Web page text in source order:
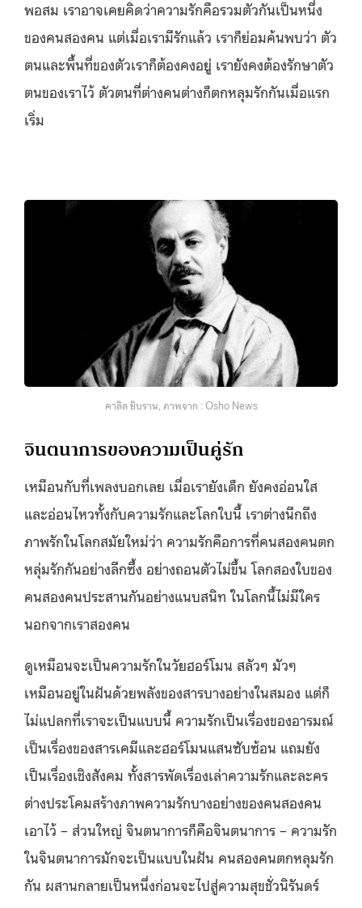
พอสม เราอาจเคยคิดว่าความรักคือรวมตัวกันเป็นหนึ่ง
ของคนสองคน แต่เมื่อเรามีรักแล้ว เราก็ย่อมค้นพบว่า ตัว
ตนและพื้นที่ของตัวเราก็ต้องคงอยู่ เรายังคงต้องรักษาตัว
ตนของเราไว้ ตัวตนที่ต่างคนต่างก็ตกหลุมรักกันเมื่อแรก
เริ่ม
คาลิล ยิบราน, ภาพจาก : Osho News
จินตนาการของความเป็นคู่รัก
เหมือนกับที่เพลงบอกเลย เมื่อเรายังเด็ก ยังคงอ่อนใส
และอ่อนไหวทั้งกับความรักและโลกใบนี้ เราต่างนึกถึง
ภาพรักในโลกสมัยใหม่ว่า ความรักคือการที่คนสองคนตก
หลุ่มรักกันอย่างลึกซึ้ง อย่างถอนตัวไม่ขึ้น โลกสองใบของ
คนสองคนประสานกันอย่างแนบสนิท ในโลกนี้ไม่มีใคร
นอกจากเราสองคน
ดูเหมือนจะเป็นความรักในวัยฮอร์โมน สลัวๆ มัวๆ
เหมือนอยู่ในฝันด้วยพลังของสารบางอย่างในสมอง แต่ก็
ไม่แปลกที่เราจะเป็นแบบนี้ ความรักเป็นเรื่องของอารมณ์
เป็นเรื่องของสารเคมีและฮอร์โมนแสนซับซ้อน แถมยัง
เป็นเรื่องเชิงสังคม ทั้งสารพัดเรื่องเล่าความรักและละคร
ต่างประโคมสร้างภาพความรักบางอย่างของคนสองคน
เอาไว้ – ส่วนใหญ่ จินตนาการก็คือจินตนาการ – ความรัก
ในจินตนาการมักจะเป็นแบบในฝัน คนสองคนตกหลุมรัก
กัน ผสานกลายเป็นหนึ่งก่อนจะไปสู่ความสุขชั่วนิรันดร์